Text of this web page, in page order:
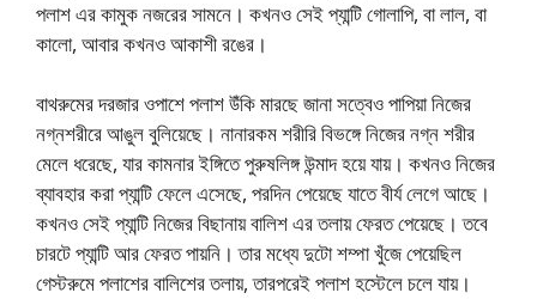
পলাশ এর কামুক নজরের সামনে। কখনও সেই প্যান্টি গোলাপি, বা লাল, বা
কালো, আবার কখনও আকাশী রঙের।
বাথরুমের দরজার ওপাশে পলাশ উঁকি মারছে জানা সত্বেও পাপিয়া নিজের
নগ্নশরীরে আঙুল বুলিয়েছে। নানারকম শরীরি বিভঙ্গে নিজের নগ্ন শরীর
মেলে ধরেছে, যার কামনার ইঙ্গিতে পুরুষলিঙ্গ উন্মাদ হয়ে যায়। কখনও নিজের
ব্যাবহার করা প্যান্টি ফেলে এসেছে, পরদিন পেয়েছে যাতে বীর্য লেগে আছে।
কখনও সেই প্যান্টি নিজের বিছানায় বালিশ এর তলায় ফেরত পেয়েছে। তবে
চারটে প্যান্টি আর ফেরত পায়নি। তার মধ্যে দুটো শম্পা খুঁজে পেয়েছিল
গেস্টরুমে পলাশের বালিশের তলায়, তারপরেই পলাশ হস্টেলে চলে যায়।